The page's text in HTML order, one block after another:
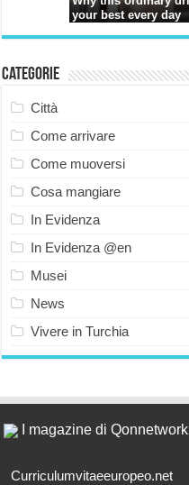
Categorie
Città
Come arrivare
Come muoversi
Cosa mangiare
In Evidenza
In Evidenza @en
Musei
News
Vivere in Turchia
I magazine di Qonnetwork
Curriculumvitaeeuropeo.net